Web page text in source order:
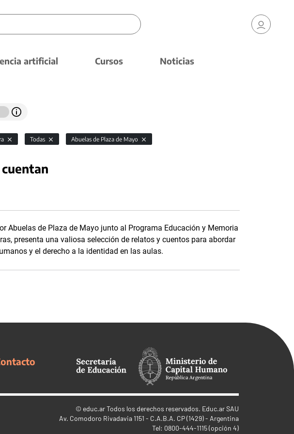
artificial Cursos Noticias
Todas Abuelas de Plaza de Mayo
Abuelas de Plaza de Mayo junto al Programa Educación y Memoria
presenta una valiosa selección de relatos y cuentos para abordar
y el derecho a la identidad en las aulas.
© educ.arTodos los derechos reservados. Educ.ar SAU
Av. Comodoro Rivadavia 1151 - C.A.B.A. CP (1429) - Argentina
Tel: 0800-444-1115 (opción 4)